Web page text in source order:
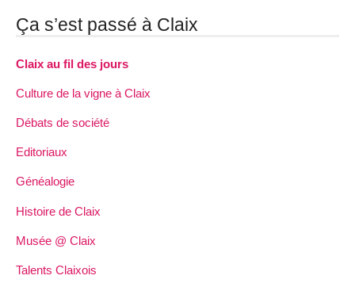
Ça s’est passé à Claix
Claix au fil des jours
Culture de la vigne à Claix
Débats de société
Editoriaux
Généalogie
Histoire de Claix
Musée @ Claix
Talents Claixois